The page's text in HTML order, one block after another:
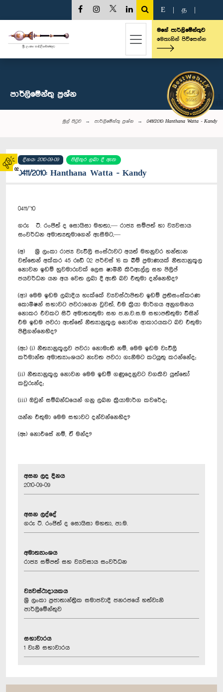
02
E த
මගේ පාර්ලිමේන්තුව
මෙතැනින් පිවිසෙන්න
පාර්ලි‌මේන්තු‌ ප්‍රශ්න
මුල් පිටුව පාර්ලි‌මේන්තු‌ ප්‍රශ්න 0411/2010: Hanthana Watta - Kandy
දිනය: 2010-09-09 පිළිතුර ලබා දී ඇත
0411/2010: Hanthana Watta - Kandy
0411/’10
ගරු ටී. රංජිත් ද සොයිසා මහතා,— රාජ්‍ය සම්පත් හා ව්‍යවසාය
සංවර්ධන අමාත්‍යතුමාගෙන් ඇසීමට,—
(අ) ශ්‍රී ලංකා රාජ්‍ය වැවිලි සංස්ථාවට අයත් මහනුවර හන්තාන
වත්තෙන් අක්කර 45 රූඩ් 02 පර්චස් 16 ක බිම් ප්‍රමාණයක් නීත්‍යානුකූල
නොවන ඉඩම් හුවමාරුවක් ලෙස ෂාමිනී කිරිඇල්ල සහ පිලිප්
ජයවර්ධන යන අය වෙත ලබා දී ඇති බව එතුමා දන්නෙහිද?
(ආ) මෙම ඉඩම ලබාදිය හැක්කේ ව්‍යවස්ථාපිතව ඉඩම් ප්‍රතිසංස්කරණ
කොමිෂන් සභාවට පවරාගෙන වුවත්, එම ක්‍රියා මාර්ගය අනුගමනය
නොකර එවකට සිටි අමාත්‍යතුමා සහ ජ.න.ව.ස.ම සභාපතිතුමා විසින්
එම ඉඩම පවරා ඇත්තේ නීත්‍යානුකූල නොවන ආකාරයකට බව එතුමා
පිළිගන්නෙහිද?
(ඇ) (i) නීත්‍යානුකූලව පවරා නොමැති නම්, මෙම ඉඩම වැවිලි
කර්මාන්ත අමාත්‍යාංශයට නැවත පවරා ගැනීමට කටයුතු කරන්නේද;
(ii) නීත්‍යානුකූල නොවන මෙම ඉඩම් ගණුදෙනුවට වගකිව යුත්තෝ
කවුරුන්ද;
(iii) ඔවුන් සම්බන්ධයෙන් ගනු ලබන ක්‍රියාමාර්ග කවරේද;
යන්න එතුමා මෙම සභාවට දන්වන්නෙහිද?
(ඈ) නොඑසේ නම්, ඒ මන්ද?
අසන ලද දිනය
2010-09-09
අසන ලද්දේ
ගරු ටී. රංජිත් ද සොයිසා මහතා, පා.ම.
අමාත්‍යාංශය
රාජ්‍ය සම්පත් සහ ව්‍යවසාය සංවර්ධන
ව්‍යවස්ථාදායකය
ශ්‍රී ලංකා ප්‍රජාතාන්ත්‍රික සමාජවාදී ජනරජයේ හත්වැනි
පාර්ලිමේන්තුව
සභාවාරය
1 වැනි සභාවාරය